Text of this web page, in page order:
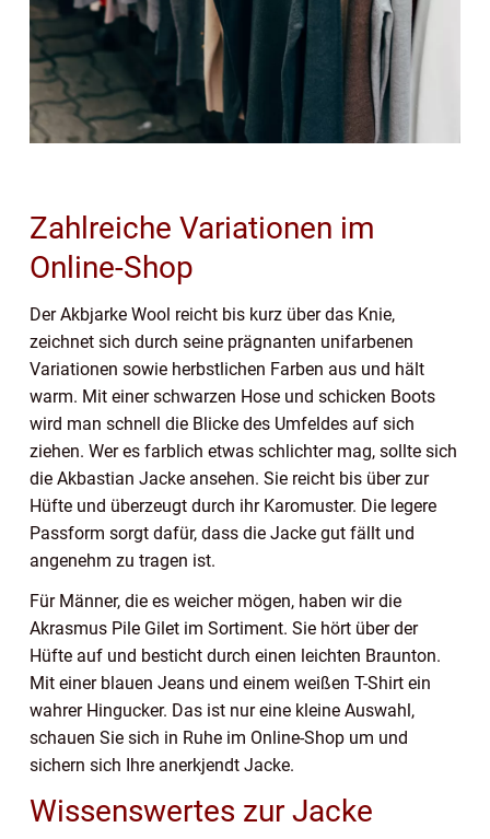
Zahlreiche Variationen im
Online-Shop
Der Akbjarke Wool reicht bis kurz über das Knie,
zeichnet sich durch seine prägnanten unifarbenen
Variationen sowie herbstlichen Farben aus und hält
warm. Mit einer schwarzen Hose und schicken Boots
wird man schnell die Blicke des Umfeldes auf sich
ziehen. Wer es farblich etwas schlichter mag, sollte sich
die Akbastian Jacke ansehen. Sie reicht bis über zur
Hüfte und überzeugt durch ihr Karomuster. Die legere
Passform sorgt dafür, dass die Jacke gut fällt und
angenehm zu tragen ist.
Für Männer, die es weicher mögen, haben wir die
Akrasmus Pile Gilet im Sortiment. Sie hört über der
Hüfte auf und besticht durch einen leichten Braunton.
Mit einer blauen Jeans und einem weißen T-Shirt ein
wahrer Hingucker. Das ist nur eine kleine Auswahl,
schauen Sie sich in Ruhe im Online-Shop um und
sichern sich Ihre anerkjendt Jacke.
Wissenswertes zur Jacke